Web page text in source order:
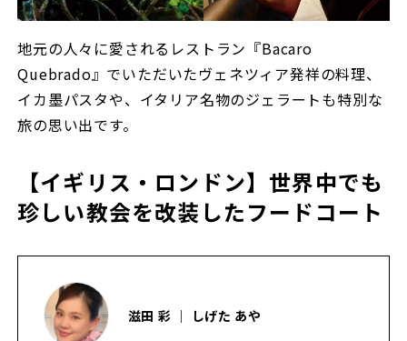
地元の人々に愛されるレストラン『Bacaro
Quebrado』でいただいたヴェネツィア発祥の料理、
イカ墨パスタや、イタリア名物のジェラートも特別な
旅の思い出です。
【イギリス・ロンドン】世界中でも
珍しい教会を改装したフードコート
滋田 彩 ｜ しげた あや